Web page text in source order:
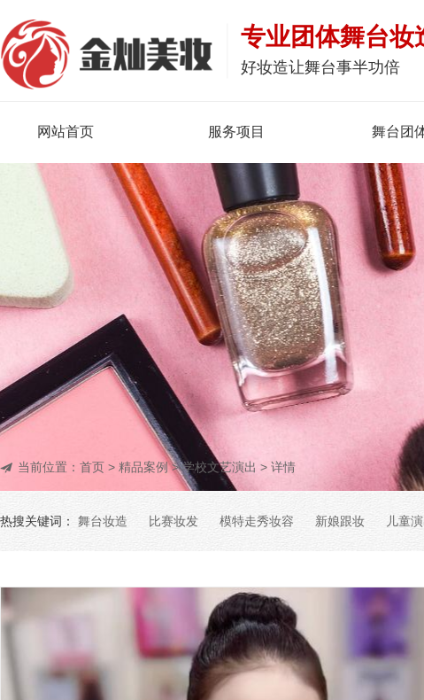
专业团体舞台
好妆造让舞台事半功倍
网站首页 服务项目 舞台团
当前位置： 首页 > 精品案例>学校文艺演出 > 详情
热搜关键词： 舞台妆造 比赛妆发 模特走秀妆容 新娘跟妆 儿童